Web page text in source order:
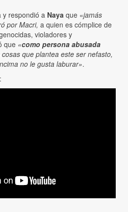
y respondió a Naya que «jamás
por Macri, a quien es cómplice de
violadores y
que «como persona abusada
que plantea este ser nefasto,
no le gusta laburar».
: